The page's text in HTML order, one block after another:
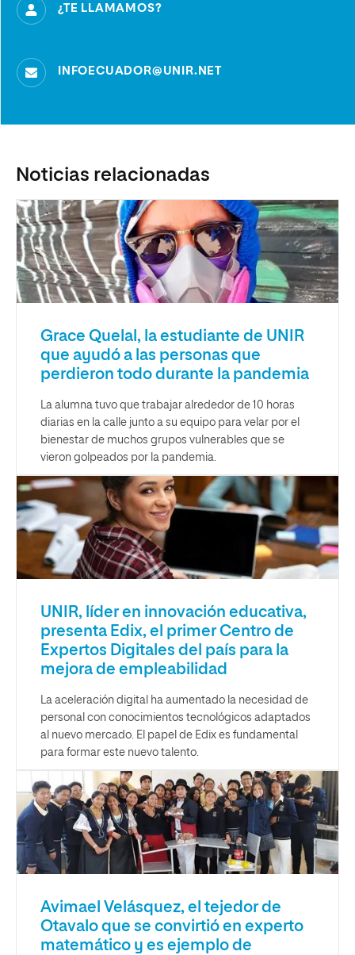
¿TE LLAMAMOS?
INFOECUADOR@UNIR.NET
Noticias relacionadas
Grace Quelal, la estudiante de UNIR
que ayudó a las personas que
perdieron todo durante la pandemia
La alumna tuvo que trabajar alrededor de 10 horas
diarias en la calle junto a su equipo para velar por el
bienestar de muchos grupos vulnerables que se
vieron golpeados por la pandemia.
UNIR, líder en innovación educativa,
presenta Edix, el primer Centro de
Expertos Digitales del país para la
mejora de empleabilidad
La aceleración digital ha aumentado la necesidad de
personal con conocimientos tecnológicos adaptados
al nuevo mercado. El papel de Edix es fundamental
para formar este nuevo talento.
Avimael Velásquez, el tejedor de
Otavalo que se convirtió en experto
matemático y es ejemplo de